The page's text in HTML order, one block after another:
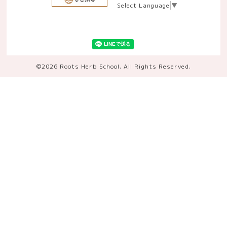
Select Language ▼
©2026 Roots Herb School. All Rights Reserved.